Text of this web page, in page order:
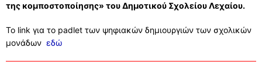
της κομποστοποίησης» του Δημοτικού Σχολείου Λεχαίου.
Το link για το padlet των ψηφιακών δημιουργιών των σχολικών
μονάδων εδώ